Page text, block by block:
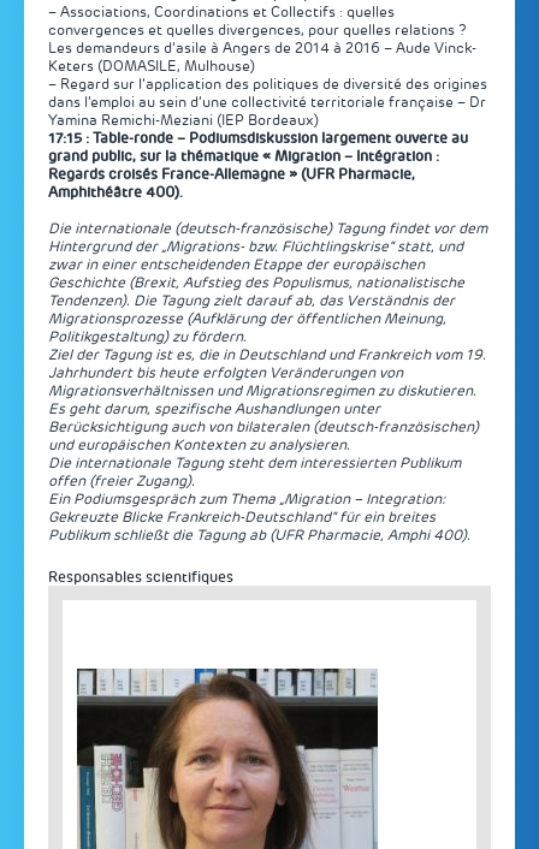
– Associations, Coordinations et Collectifs : quelles
convergences et quelles divergences, pour quelles relations ?
Les demandeurs d’asile à Angers de 2014 à 2016 – Aude Vinck-
Keters (DOMASILE, Mulhouse)
– Regard sur l’application des politiques de diversité des origines
dans l’emploi au sein d’une collectivité territoriale française – Dr
Yamina Remichi-Meziani (IEP Bordeaux)
17:15 : Table-ronde – Podiumsdiskussion largement ouverte au
grand public, sur la thématique « Migration – Intégration :
Regards croisés France-Allemagne » (UFR Pharmacie,
Amphithéâtre 400).
Die internationale (deutsch-französische) Tagung findet vor dem
Hintergrund der „Migrations- bzw. Flüchtlingskrise“ statt, und
zwar in einer entscheidenden Etappe der europäischen
Geschichte (Brexit, Aufstieg des Populismus, nationalistische
Tendenzen). Die Tagung zielt darauf ab, das Verständnis der
Migrationsprozesse (Aufklärung der öffentlichen Meinung,
Politikgestaltung) zu fördern.
Ziel der Tagung ist es, die in Deutschland und Frankreich vom 19.
Jahrhundert bis heute erfolgten Veränderungen von
Migrationsverhältnissen und Migrationsregimen zu diskutieren.
Es geht darum, spezifische Aushandlungen unter
Berücksichtigung auch von bilateralen (deutsch-französischen)
und europäischen Kontexten zu analysieren.
Die internationale Tagung steht dem interessierten Publikum
offen (freier Zugang).
Ein Podiumsgespräch zum Thema „Migration – Integration:
Gekreuzte Blicke Frankreich-Deutschland“ für ein breites
Publikum schließt die Tagung ab (UFR Pharmacie, Amphi 400).
Responsables scientifiques